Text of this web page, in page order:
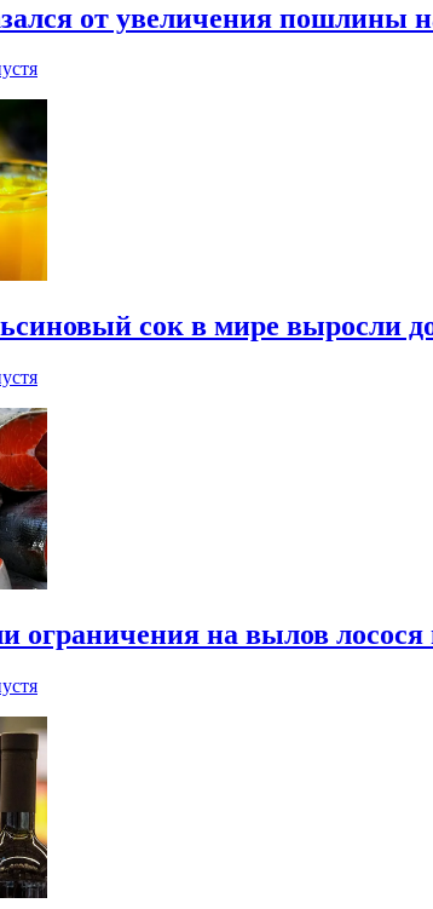
от увеличения пошлины
сок в мире выросли
ограничения на вылов